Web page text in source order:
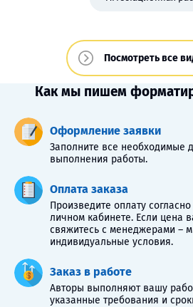
Посмотреть все
Как мы пишем
Оформление заявки
Заполните все необходимые
выполнения работы.
Оплата заказа
Произведите оплату
личном кабинете. Если цена
свяжитесь с менеджерами –
индивидуальные условия.
Заказ в работе
Авторы выполняют вашу
указанные требования и